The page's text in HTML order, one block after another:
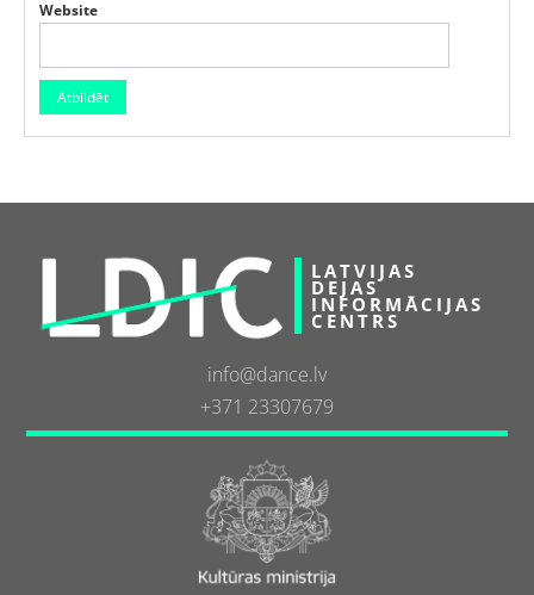
Website
LATVIJAS
DEJAS
INFORMĀCIJAS
CENTRS
info@dance.lv
+371 23307679